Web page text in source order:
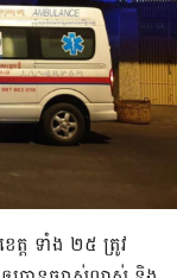
ត្ត ទាំង ២៥ ត្រូវ​